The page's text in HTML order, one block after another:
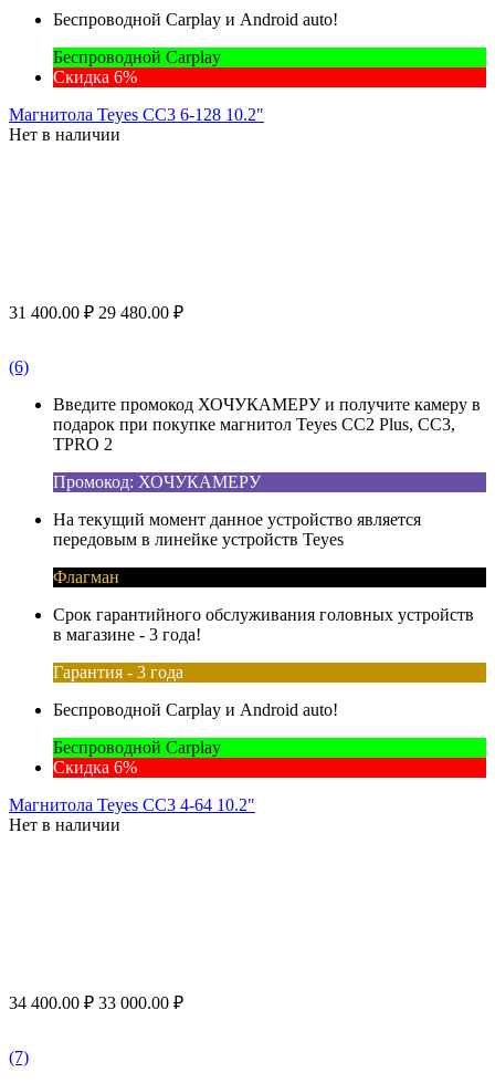
Беспроводной Carplay и Android auto!
Беспроводной Carplay
Скидка 6%
Магнитола Teyes CC3 6-128 10.2"
Нет в наличии
31 400.00 ₽ 29 480.00 ₽
(6)
Введите промокод ХОЧУКАМЕРУ и получите камеру в
подарок при покупке магнитол Teyes CC2 Plus, CC3,
TPRO 2
Промокод: ХОЧУКАМЕРУ
На текущий момент данное устройство является
передовым в линейке устройств Teyes
Флагман
Срок гарантийного обслуживания головных устройств
в магазине - 3 года!
Гарантия - 3 года
Беспроводной Carplay и Android auto!
Беспроводной Carplay
Скидка 6%
Магнитола Teyes CC3 4-64 10.2"
Нет в наличии
34 400.00 ₽ 33 000.00 ₽
(7)